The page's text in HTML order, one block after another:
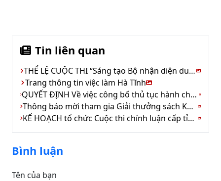
Tin liên quan
THỂ LỆ CUỘC THI “Sáng tạo Bộ nhận diện du lịch tỉnh Hà Tĩnh”
Trang thông tin việc làm Hà Tĩnh
QUYẾT ĐỊNH Về việc công bố thủ tục hành chính được sửa đổi, bổ sung trong lĩnh vực chứng thực thuộc phạm vi quản lý của Bộ Tư pháp
Thông báo mời tham gia Giải thưởng sách Khoa học công nghệ, đổi mới sáng tạo và Chuyển đổi số
KẾ HOẠCH tổ chức Cuộc thi chính luận cấp tỉnh về bảo vệ nền tảng tư tưởng của Đảng năm 2026
Bình luận
Tên của bạn